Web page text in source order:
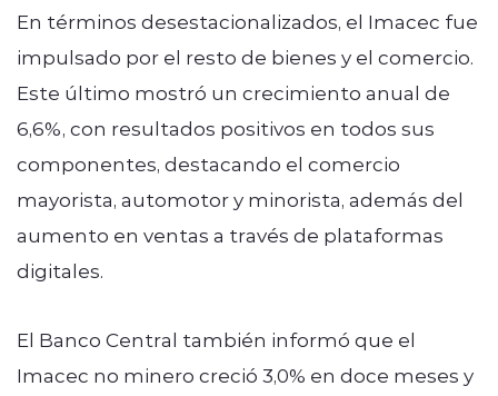
En términos desestacionalizados, el Imacec fue
impulsado por el resto de bienes y el comercio.
Este último mostró un crecimiento anual de
6,6%, con resultados positivos en todos sus
componentes, destacando el comercio
mayorista, automotor y minorista, además del
aumento en ventas a través de plataformas
digitales.
El Banco Central también informó que el
Imacec no minero creció 3,0% en doce meses y